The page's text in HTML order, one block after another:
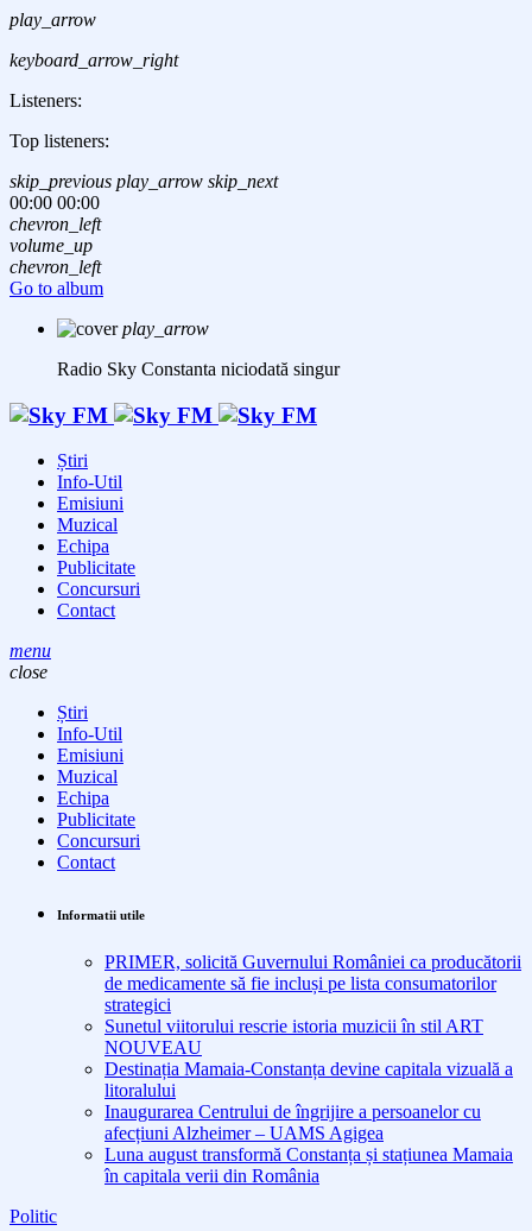
play_arrow
keyboard_arrow_right
Listeners:
Top listeners:
skip_previous play_arrow skip_next
00:00 00:00
chevron_left
volume_up
chevron_left
Go to album
play_arrow
Radio Sky Constanta niciodată singur
Știri
Info-Util
Emisiuni
Muzical
Echipa
Publicitate
Concursuri
Contact
menu
close
Știri
Info-Util
Emisiuni
Muzical
Echipa
Publicitate
Concursuri
Contact
Informatii utile
PRIMER, solicită Guvernului României ca producătorii
de medicamente să fie incluși pe lista consumatorilor
strategici
Sunetul viitorului rescrie istoria muzicii în stil ART
NOUVEAU
Destinația Mamaia-Constanța devine capitala vizuală a
litoralului
Inaugurarea Centrului de îngrijire a persoanelor cu
afecțiuni Alzheimer – UAMS Agigea
Luna august transformă Constanța și stațiunea Mamaia
în capitala verii din România
Politic